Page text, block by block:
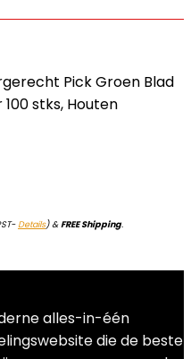
Pick Groen Blad
stks, Houten
Details)&FREE Shipping.
alles-in-één
die de beste